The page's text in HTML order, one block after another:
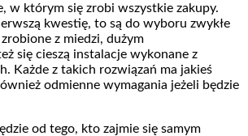
w którym się zrobi wszystkie zakupy.
kwestię, to są do wyboru zwykłe
z miedzi, dużym
się cieszą instalacje wykonane z
Każde z takich rozwiązań ma jakieś
odmienne wymagania jeżeli będzie
od tego, kto zajmie się samym